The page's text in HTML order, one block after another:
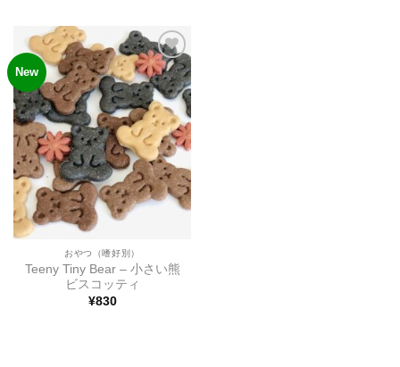
New
ほし
い物
リス
トに
追加
おやつ（嗜好別）
Teeny Tiny Bear – 小さい熊
ビスコッティ
¥830